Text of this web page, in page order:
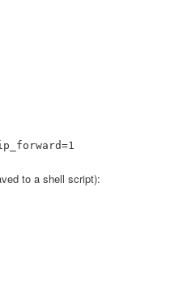
to a shell script):